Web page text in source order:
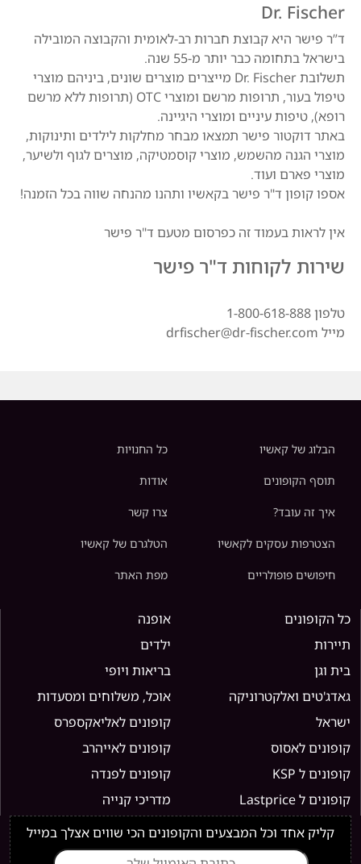
Dr. Fischer
ד”ר פישר היא קבוצת חברות רב-לאומית והקבוצה המובילה
בישראל בתחומה כבר יותר מ-55 שנה.
תשלובת Dr. Fischer מייצרים מוצרים שונים, ביניהם מוצרי
טיפול בעור, תרופות מרשם ומוצרי OTC (תרופות ללא מרשם
רופא), טיפות עיניים ומוצרי היגיינה.
באתר דוקטור פישר תמצאו מבחר מחלקות לילדים ותינוקות,
מוצרי הגנה מהשמש, מוצרי קוסמטיקה, מוצרים לגוף ולשיער,
מוצרי פארם ועוד.
אספו קופון ד"ר פישר בקאשיו ותהנו מהנחה שווה בכל הזמנה!
אין לראות בעמוד זה כפרסום מטעם ד"ר פישר
שירות לקוחות ד"ר פישר
טלפון 1-800-618-888
מייל drfischer@dr-fischer.com
הבלוג של קאשיו כל החנויות
תוסף הקופונים אודות
איך זה עובד? צרו קשר
הצטרפות עסקים לקאשיו הטלגרם של קאשיו
חיפושים פופולריים מפת האתר
כל הקופונים
אופנה
תיירות
ילדים
בית וגן
בריאות ויופי
גאדג'טים ואלקטרוניקה
אוכל, משלוחים ומסעדות
ישראל
קופונים לאליאקספרס
קופונים לאסוס
קופונים לאייהרב
קופונים ל KSP
קופונים לפנדה
קופונים ל Lastprice
מדריכי קנייה
קליק אחד וכל המבצעים והקופונים הכי שווים אצלך במייל